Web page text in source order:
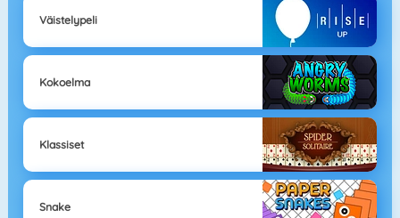
Väistelypeli
Kokoelma
Klassiset
Snake